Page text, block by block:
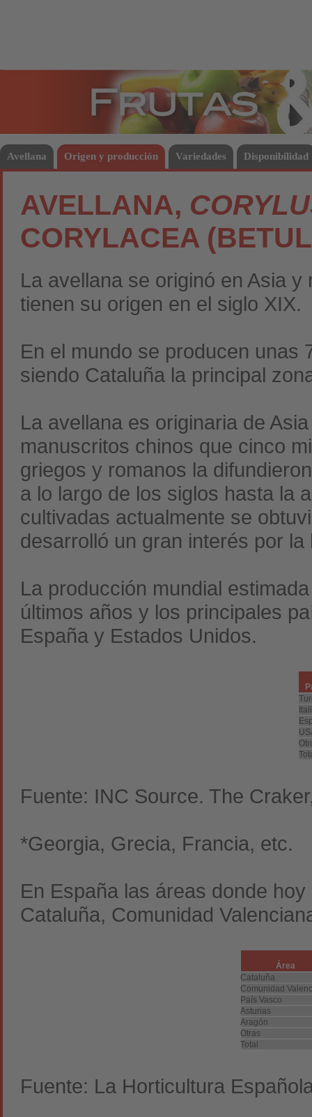
Avellana Origen y producción Variedades Disponibilidad
AVELLANA,
CORYLACEA
La avellana se originó en Asia
tienen su origen en el siglo XIX.
En el mundo se producen unas
siendo Cataluña la principal
La avellana es originaria de
manuscritos chinos que cinco
griegos y romanos la
a lo largo de los siglos hasta la
cultivadas actualmente se
desarrolló un gran interés por
La producción mundial
últimos años y los principales
España y Estados Unidos.
Fuente: INC Source. The
*Georgia, Grecia, Francia, etc.
En España las áreas donde
Cataluña, Comunidad
Área
Cataluña
Comunidad
País Vasco
Asturias
Aragón
Otras
Total
Fuente: La Horticultura